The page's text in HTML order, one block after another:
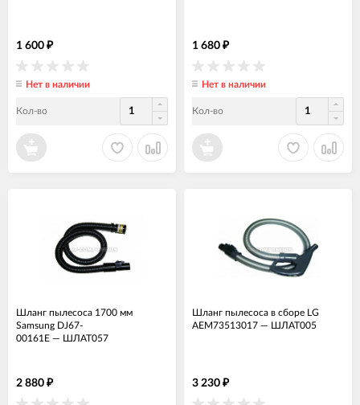
1 600 ₽
Нет в наличии
Кол-во
1 680 ₽
Нет в наличии
Кол-во
Шланг пылесоса 1700 мм
Samsung DJ67-
00161E — ШЛАТ057
2 880 ₽
Шланг пылесоса в сборе LG
AEM73513017 — ШЛАТ005
3 230 ₽